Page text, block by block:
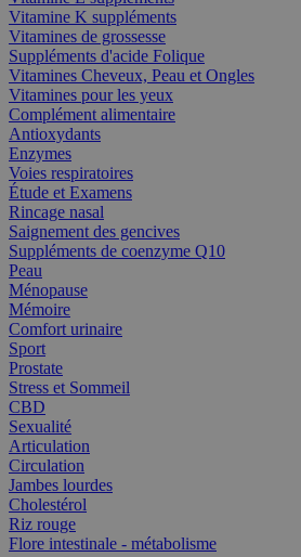
Vitamine K suppléments
Vitamines de grossesse
Suppléments d'acide Folique
Vitamines Cheveux, Peau et Ongles
Vitamines pour les yeux
Complément alimentaire
Antioxydants
Enzymes
Voies respiratoires
Étude et Examens
Rincage nasal
Saignement des gencives
Suppléments de coenzyme Q10
Peau
Ménopause
Mémoire
Comfort urinaire
Sport
Prostate
Stress et Sommeil
CBD
Sexualité
Articulation
Circulation
Jambes lourdes
Cholestérol
Riz rouge
Flore intestinale - métabolisme